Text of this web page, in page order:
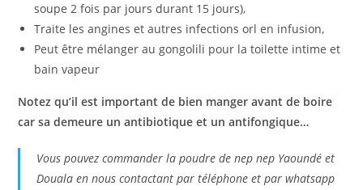
soupe 2 fois par jours durant 15 jours),
Traite les angines et autres infections orl en infusion,
Peut être mélanger au gongolili pour la toilette intime et
bain vapeur
Notez qu’il est important de bien manger avant de boire
car sa demeure un antibiotique et un antifongique…
Vous pouvez commander la poudre de nep nep Yaoundé et
Douala en nous contactant par téléphone et par whatsapp